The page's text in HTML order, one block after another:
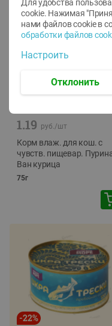
-12%
1.19 руб./шт
Корм влаж. для кош. с
чувств. пищевар.
Ван курица
75г
-22%
Для удобства
cookie. Нажимая
нами файлов cookie в
обработки файлов
Настроить
Отклонить